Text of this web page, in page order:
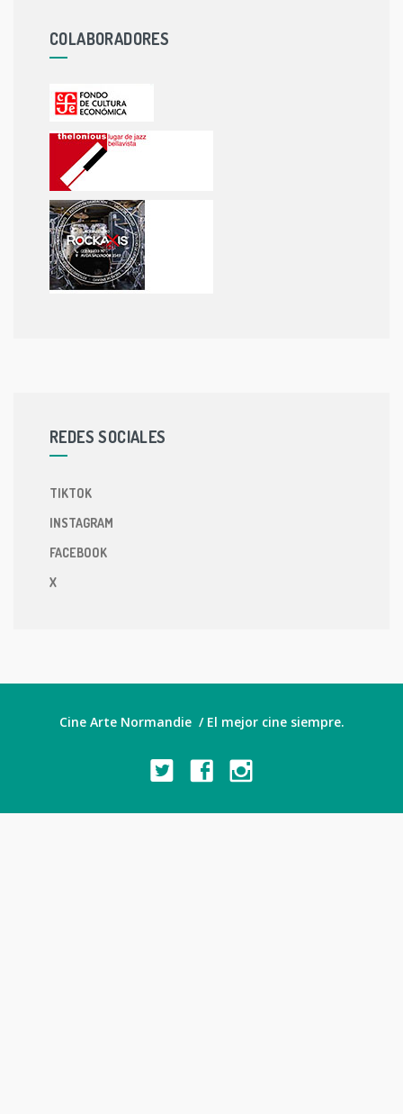
COLABORADORES
REDES SOCIALES
TIKTOK
INSTAGRAM
FACEBOOK
X
Cine Arte Normandie / El mejor cine siempre.